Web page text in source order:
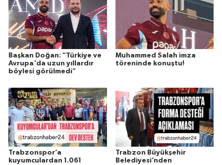
Başkan Doğan: "Türkiye ve
Avrupa'da uzun yıllardır
böylesi görülmedi"
Muhammed Salah imza
töreninde konuştu!
Trabzonspor’a
kuyumculardan 1.061
Trabzon Büyükşehir
Belediyesi’nden